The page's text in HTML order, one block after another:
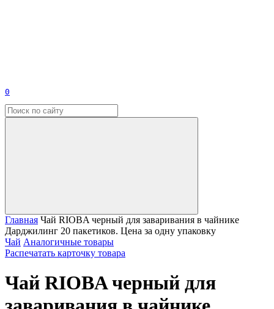
0
Главная Чай RIOBA черный для заваривания в чайнике
Дарджилинг 20 пакетиков. Цена за одну упаковку
Чай Аналогичные товары
Распечатать карточку товара
Чай RIOBA черный для